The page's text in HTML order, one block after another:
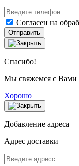
Согласен на
Отправить
Спасибо!
Мы свяжемся с Вами
Хорошо
Добавление адреса
Адрес доставки